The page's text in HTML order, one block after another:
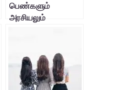
பெண்களும்
அரசியலும்